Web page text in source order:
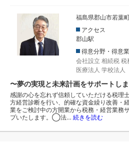
福島県郡山市若葉
アクセス
郡山駅
得意分野・得意
会社設立 相続税 税
医療法人 学校法人
〜夢の実現と未来計画をサポートし
感謝の心を忘れず信頼していただける税
方経営診断を行い、的確な資金繰り改善
業をご検討中の方開業から税務・経営業務
プいたします。◯法… 続きを読む